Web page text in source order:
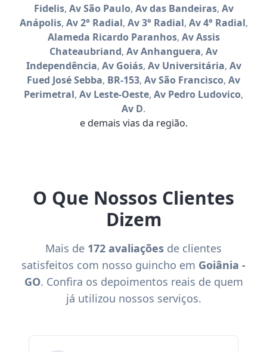
Fidelis, Av São Paulo, Av das Bandeiras, Av
Anápolis, Av 2° Radial, Av 3° Radial, Av 4° Radial,
Alameda Ricardo Paranhos, Av Assis
Chateaubriand, Av Anhanguera, Av
Independência, Av Goiás, Av Universitária, Av
Fued José Sebba, BR-153, Av São Francisco, Av
Perimetral, Av Leste-Oeste, Av Pedro Ludovico,
Av D.
e demais vias da região.
O Que Nossos Clientes
Dizem
Mais de 172 avaliações de clientes
satisfeitos com nosso guincho em Goiânia -
GO. Confira os depoimentos reais de quem
já utilizou nossos serviços.